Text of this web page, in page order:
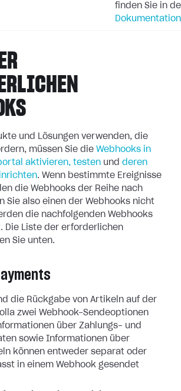
finden Sie in
Dokumentation
und Lösungen verwenden, die
müssen Sie die Webhooks in
aktivieren, testen und deren
. Wenn bestimmte Ereignisse
die Webhooks der Reihe nach
Sie also einen der Webhooks nicht
die nachfolgenden Webhooks
Die Liste der erforderlichen
Sie unten.
die Rückgabe von Artikeln auf der
zwei
Webhook-Sendeoptionen
über Zahlungs- und
sowie Informationen über
können entweder separat oder
in einem Webhook gesendet